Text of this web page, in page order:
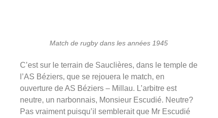
Match de rugby dans les années 1945
C’est sur le terrain de Sauclières, dans le temple de
l’AS Béziers, que se rejouera le match, en
ouverture de AS Béziers – Millau. L’arbitre est
neutre, un narbonnais, Monsieur Escudié. Neutre?
Pas vraiment puisqu’il semblerait que Mr Escudié